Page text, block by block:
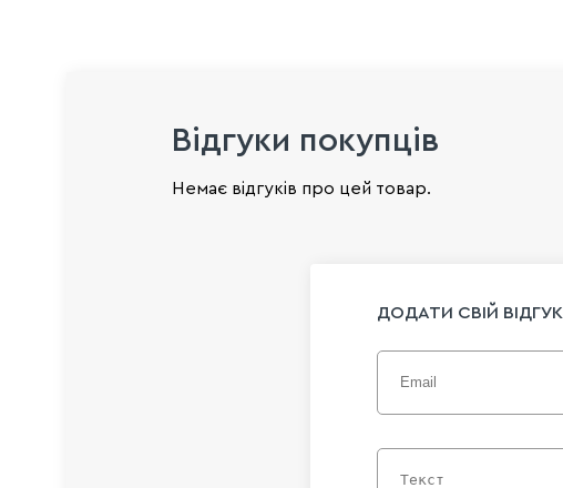
Відгуки покупців
Немає відгуків про цей товар.
ДОДАТИ СВІЙ ВІДГУК